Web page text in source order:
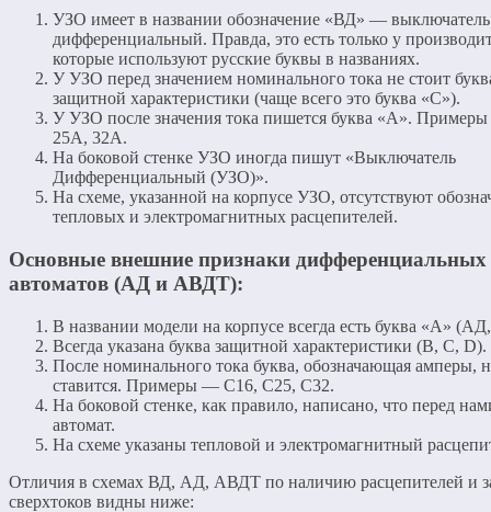
УЗО имеет в названии обозначение «ВД» — выключатель
дифференциальный. Правда, это есть только у
которые используют русские буквы в названиях.
У УЗО перед значением номинального тока не стоит
защитной характеристики (чаще всего это буква «С»).
У УЗО после значения тока пишется буква «А».
25А, 32А.
На боковой стенке УЗО иногда пишут «Выключатель
Дифференциальный (УЗО)».
На схеме, указанной на корпусе УЗО, отсутствуют
тепловых и электромагнитных расцепителей.
Основные внешние признаки дифференциальных
автоматов (АД и АВДТ):
В названии модели на корпусе всегда есть буква «А»
Всегда указана буква защитной характеристики (В, С, D).
После номинального тока буква, обозначающая амперы,
ставится. Примеры — С16, С25, С32.
На боковой стенке, как правило, написано, что перед
автомат.
На схеме указаны тепловой и электромагнитный
Отличия в схемах ВД, АД, АВДТ по наличию расцепителей и
сверхтоков видны ниже: